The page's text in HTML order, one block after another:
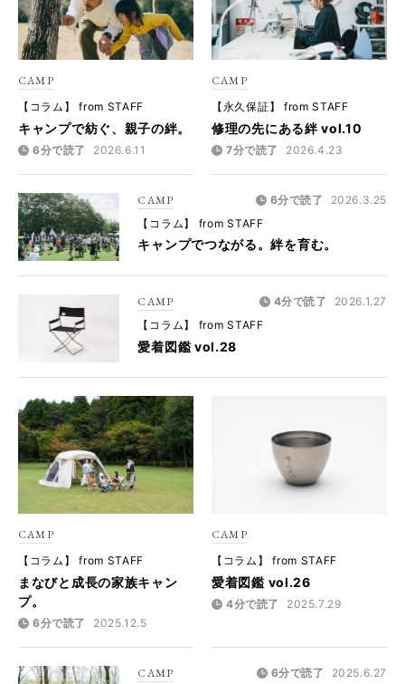
CAMP
【コラム】 from STAFF
キャンプで紡ぐ、親子の絆。
6分で読了 2026.6.11
CAMP
【永久保証】 from STAFF
修理の先にある絆 vol.10
7分で読了 2026.4.23
CAMP 6分で読了
2026.3.25
【コラム】 from STAFF
キャンプでつながる。絆を育む。
CAMP 4分で読了
2026.1.27
【コラム】 from STAFF
愛着図鑑 vol.28
CAMP
【コラム】 from STAFF
まなびと成長の家族キャン
プ。
6分で読了 2025.12.5
CAMP
【コラム】 from STAFF
愛着図鑑 vol.26
4分で読了 2025.7.29
CAMP 6分で読了
2025.6.27